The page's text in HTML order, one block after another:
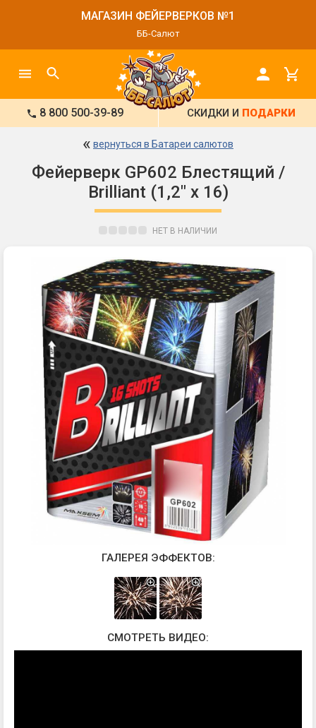
МАГАЗИН ФЕЙЕРВЕРКОВ №1
ББ-Салют
8 800 500-39-89 СКИДКИ И ПОДАРКИ
« вернуться в Батареи салютов
Фейерверк GP602 Блестящий /
Brilliant (1,2" х 16)
НЕТ В НАЛИЧИИ
ГАЛЕРЕЯ ЭФФЕКТОВ:
СМОТРЕТЬ ВИДЕО: